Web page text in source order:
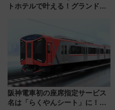
トホテルで叶える！グランドプ
ープラン
阪神電車初の座席指定サービス
名は「らくやんシート」に！新